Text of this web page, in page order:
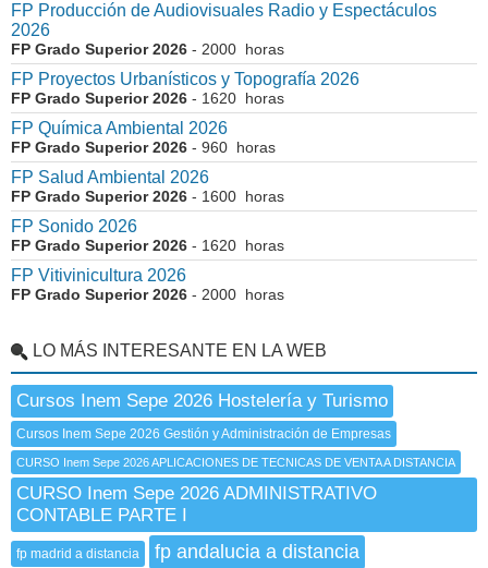
FP Producción de Audiovisuales Radio y Espectáculos
2026
FP Grado Superior 2026 - 2000 horas
FP Proyectos Urbanísticos y Topografía 2026
FP Grado Superior 2026 - 1620 horas
FP Química Ambiental 2026
FP Grado Superior 2026 - 960 horas
FP Salud Ambiental 2026
FP Grado Superior 2026 - 1600 horas
FP Sonido 2026
FP Grado Superior 2026 - 1620 horas
FP Vitivinicultura 2026
FP Grado Superior 2026 - 2000 horas
LO MÁS INTERESANTE EN LA WEB
Cursos Inem Sepe 2026 Hostelería y Turismo
Cursos Inem Sepe 2026 Gestión y Administración de Empresas
CURSO Inem Sepe 2026 APLICACIONES DE TECNICAS DE VENTA A DISTANCIA
CURSO Inem Sepe 2026 ADMINISTRATIVO
CONTABLE PARTE I
fp madrid a distancia fp andalucia a distancia